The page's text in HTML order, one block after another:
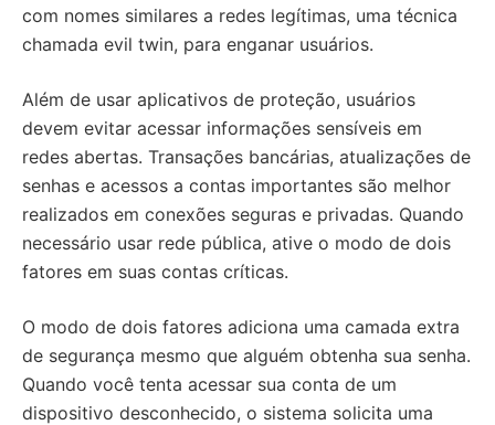
com nomes similares a redes legítimas, uma técnica
chamada evil twin, para enganar usuários.
Além de usar aplicativos de proteção, usuários
devem evitar acessar informações sensíveis em
redes abertas. Transações bancárias, atualizações de
senhas e acessos a contas importantes são melhor
realizados em conexões seguras e privadas. Quando
necessário usar rede pública, ative o modo de dois
fatores em suas contas críticas.
O modo de dois fatores adiciona uma camada extra
de segurança mesmo que alguém obtenha sua senha.
Quando você tenta acessar sua conta de um
dispositivo desconhecido, o sistema solicita uma